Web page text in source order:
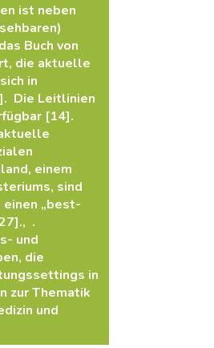
ist neben
Buch von
die aktuelle
in
Die Leitlinien
[14].
einem
sind
„best-
.
und
die
in
zur Thematik
und